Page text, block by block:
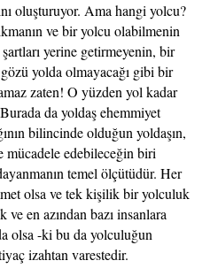
oluşturuyor. Ama hangi yolcu?
ve bir yolcu olabilmenin
yerine getirmeyenin, bir
yolda olmayacağı gibi bir
zaten! O yüzden yol kadar
da yoldaş ehemmiyet
bilincinde olduğun yoldaşın,
mücadele edebileceğin biri
temel ölçütüdür. Her
olsa ve tek kişilik bir yolculuk
en azından bazı insanlara
olsa -ki bu da yolculuğun
izahtan varestedir.